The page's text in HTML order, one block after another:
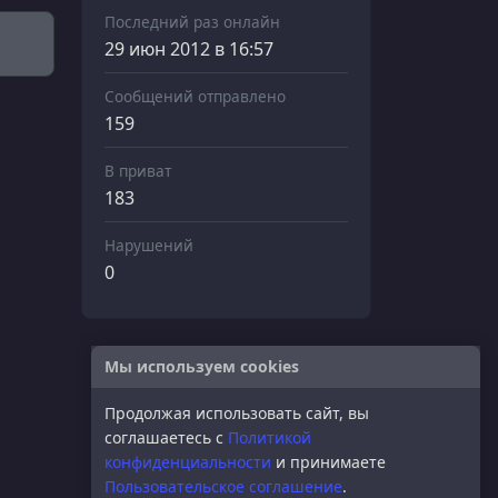
Последний раз онлайн
29 июн 2012 в 16:57
Сообщений отправлено
159
В приват
183
Нарушений
0
Мы используем cookies
Продолжая использовать сайт, вы
соглашаетесь с Политикой
конфиденциальности и принимаете
Пользовательское соглашение.